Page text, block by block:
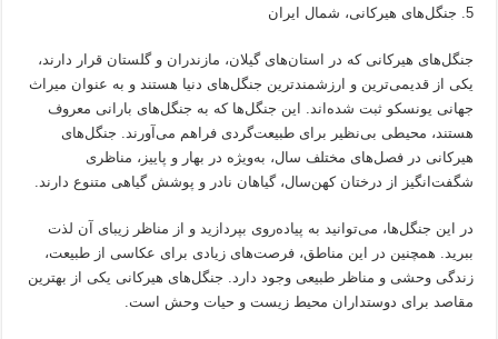
جنگل‌های هیرکانی، شمال ایران
جنگل‌های هیرکانی که در استان‌های گیلان، مازندران و گلستان قرار دارند،
یکی از قدیمی‌ترین و ارزشمندترین جنگل‌های دنیا هستند و به عنوان میراث
جهانی یونسکو ثبت شده‌اند. این جنگل‌ها که به جنگل‌های بارانی معروف
هستند، محیطی بی‌نظیر برای طبیعت‌گردی فراهم می‌آورند. جنگل‌های
هیرکانی در فصل‌های مختلف سال، به‌ویژه در بهار و پاییز، مناظری
شگفت‌انگیز از درختان کهن‌سال، گیاهان نادر و پوشش گیاهی متنوع دارند.
در این جنگل‌ها، می‌توانید به پیاده‌روی بپردازید و از مناظر زیبای آن لذت
ببرید. همچنین در این مناطق، فرصت‌های زیادی برای عکاسی از طبیعت،
زندگی وحشی و مناظر طبیعی وجود دارد. جنگل‌های هیرکانی یکی از بهترین
مقاصد برای دوستداران محیط زیست و حیات وحش است.